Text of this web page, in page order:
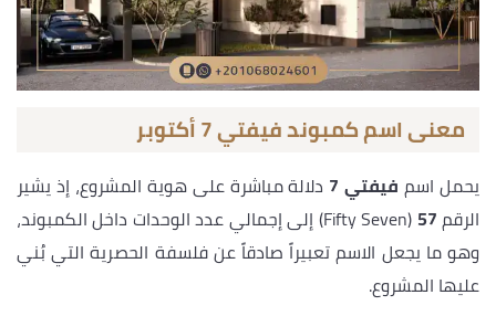
معنى اسم كمبوند فيفتي 7 أكتوبر
يحمل اسم فيفتي 7
دلالة مباشرة على هوية المشروع، إذ يشير
الرقم57
(Fifty Seven) إلى إجمالي عدد الوحدات داخل الكمبوند،
وهو ما يجعل الاسم تعبيراً صادقاً عن فلسفة الحصرية التي بُني
عليها المشروع.